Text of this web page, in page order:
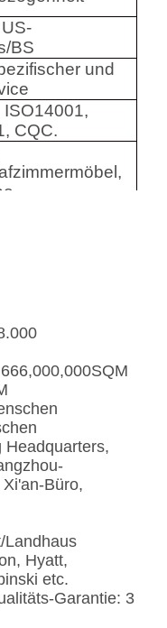
BS
und
CQC.
archie I
Schaum.
Leder-
oder
des
beständig
#304 #316,
Headquarters,
Büro,
Landhaus
Hyatt,
etc.
Garantie: 3